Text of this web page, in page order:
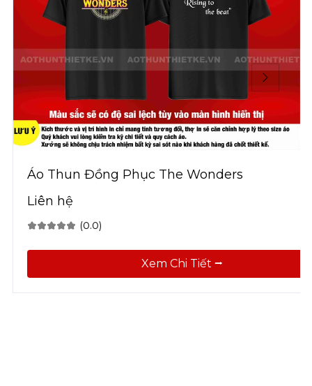
Áo Thun Đồng Phục The Wonders
Liên hệ
(0.0)
Xem Chi Tiết ⭢